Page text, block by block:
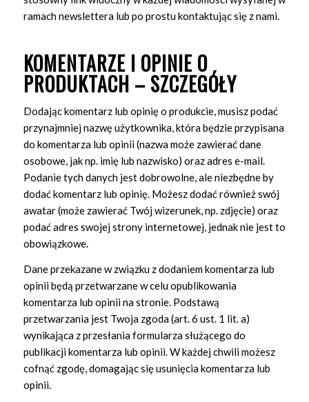
ramach newslettera lub po prostu kontaktując się z nami.
KOMENTARZE I OPINIE O
PRODUKTACH – SZCZEGÓŁY
Dodając komentarz lub opinię o produkcie, musisz podać
przynajmniej nazwę użytkownika, która będzie przypisana
do komentarza lub opinii (nazwa może zawierać dane
osobowe, jak np. imię lub nazwisko) oraz adres e-mail.
Podanie tych danych jest dobrowolne, ale niezbędne by
dodać komentarz lub opinię. Możesz dodać również swój
awatar (może zawierać Twój wizerunek, np. zdjęcie) oraz
podać adres swojej strony internetowej, jednak nie jest to
obowiązkowe.
Dane przekazane w związku z dodaniem komentarza lub
opinii będą przetwarzane w celu opublikowania
komentarza lub opinii na stronie. Podstawą
przetwarzania jest Twoja zgoda (art. 6 ust. 1 lit. a)
wynikająca z przesłania formularza służącego do
publikacji komentarza lub opinii. W każdej chwili możesz
cofnąć zgodę, domagając się usunięcia komentarza lub
opinii.